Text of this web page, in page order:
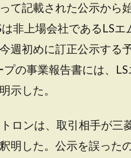
て記載された公示から
非上場会社であるLS
週初めに訂正公示する
の事業報告書には、
示した。
ロンは、取引相手が三
明した。公示を誤った